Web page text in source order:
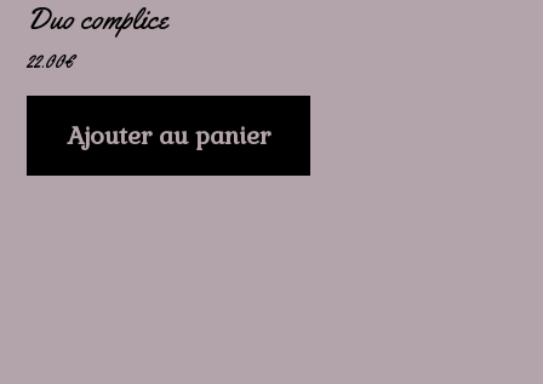
Duo complice
22.00€
Ajouter au panier